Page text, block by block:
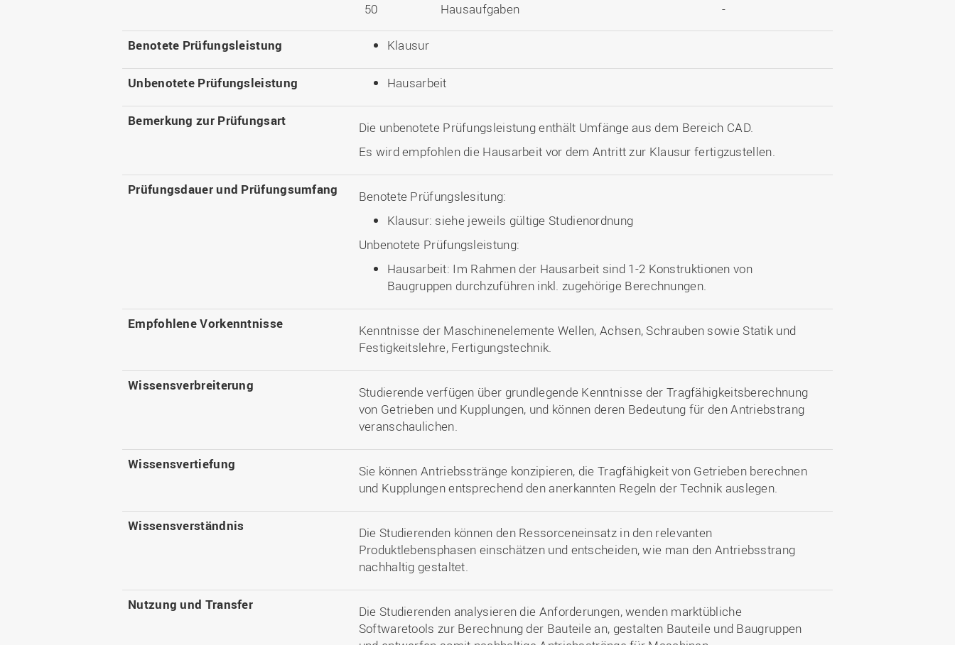
50
Hausaufgaben -
Benotete Prüfungsleistung Klausur
Unbenotete Prüfungsleistung Hausarbeit
Bemerkung zur Prüfungsart
Die unbenotete Prüfungsleistung enthält Umfänge aus dem Bereich CAD.
Es wird empfohlen die Hausarbeit vor dem Antritt zur Klausur fertigzustellen.
Prüfungsdauer und Prüfungsumfang
Benotete Prüfungslesitung:
Klausur: siehe jeweils gültige Studienordnung
Unbenotete Prüfungsleistung:
Hausarbeit: Im Rahmen der Hausarbeit sind 1-2 Konstruktionen von
Baugruppen durchzuführen inkl. zugehörige Berechnungen.
Empfohlene Vorkenntnisse
Kenntnisse der Maschinenelemente Wellen, Achsen, Schrauben sowie Statik und
Festigkeitslehre, Fertigungstechnik.
Wissensverbreiterung
Studierende verfügen über grundlegende Kenntnisse der Tragfähigkeitsberechnung
von Getrieben und Kupplungen, und können deren Bedeutung für den Antriebstrang
veranschaulichen.
Wissensvertiefung
Sie können Antriebsstränge konzipieren, die Tragfähigkeit von Getrieben berechnen
und Kupplungen entsprechend den anerkannten Regeln der Technik auslegen.
Wissensverständnis
Die Studierenden können den Ressorceneinsatz in den relevanten
Produktlebensphasen einschätzen und entscheiden, wie man den Antriebsstrang
nachhaltig gestaltet.
Nutzung und Transfer
Die Studierenden analysieren die Anforderungen, wenden marktübliche
Softwaretools zur Berechnung der Bauteile an, gestalten Bauteile und Baugruppen